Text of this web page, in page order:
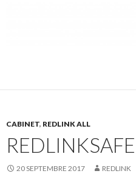
CABINET, REDLINK ALL
20 SEPTEMBRE 2017 REDLINK